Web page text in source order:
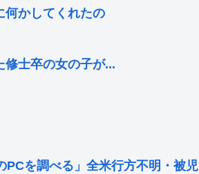
何かしてくれたの
修士卒の女の子が...
PCを調べる」全米行方不明・被児